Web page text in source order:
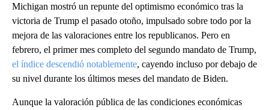
Michigan mostró un repunte del optimismo económico tras la
victoria de Trump el pasado otoño, impulsado sobre todo por la
mejora de las valoraciones entre los republicanos. Pero en
febrero, el primer mes completo del segundo mandato de Trump,
el índice descendió notablemente, cayendo incluso por debajo de
su nivel durante los últimos meses del mandato de Biden.
Aunque la valoración pública de las condiciones económicas